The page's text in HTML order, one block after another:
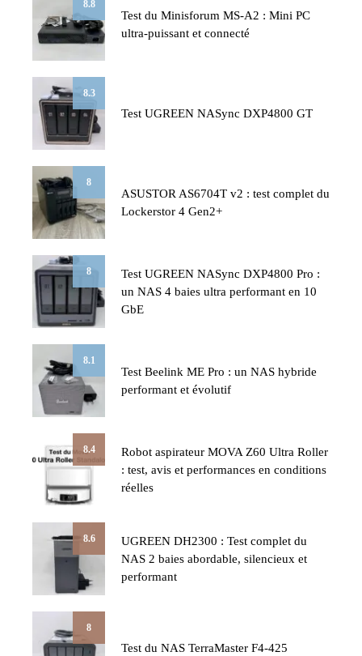
8.8
Test du Minisforum MS-A2 : Mini PC
ultra-puissant et connecté
8.3
Test UGREEN NASync DXP4800 GT
8
ASUSTOR AS6704T v2 : test complet du
Lockerstor 4 Gen2+
8
Test UGREEN NASync DXP4800 Pro :
un NAS 4 baies ultra performant en 10
GbE
8.1
Test Beelink ME Pro : un NAS hybride
performant et évolutif
8.4
Robot aspirateur MOVA Z60 Ultra Roller
: test, avis et performances en conditions
réelles
8.6
UGREEN DH2300 : Test complet du
NAS 2 baies abordable, silencieux et
performant
8
Test du NAS TerraMaster F4-425